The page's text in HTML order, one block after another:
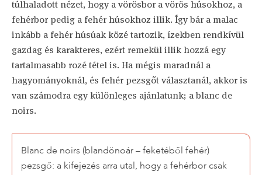
túlhaladott nézet, hogy a vörösbor a vörös húsokhoz, a
fehérbor pedig a fehér húsokhoz illik. Így bár a malac
inkább a fehér húsúak közé tartozik, ízekben rendkívül
gazdag és karakteres, ezért remekül illik hozzá egy
tartalmasabb rozé tétel is. Ha mégis maradnál a
hagyományoknál, és fehér pezsgőt választanál, akkor is
van számodra egy különleges ajánlatunk; a blanc de
noirs.
Blanc de noirs (blandönoár – feketéből fehér)
pezsgő: a kifejezés arra utal, hogy a fehérbor csak